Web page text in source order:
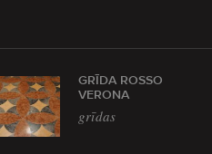
GRĪDA ROSSO
VERONA
grīdas